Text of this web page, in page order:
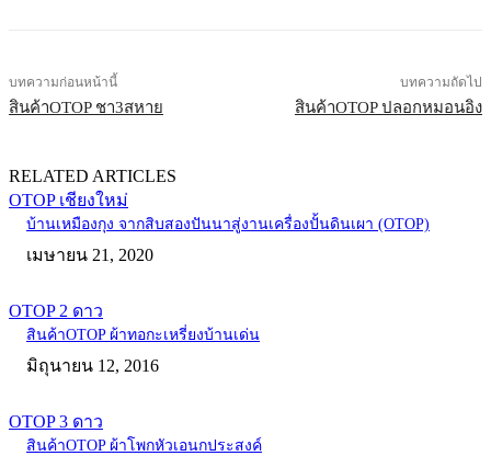
บทความก่อนหน้านี้
สินค้าOTOP ชา3สหาย
บทความถัดไป
สินค้าOTOP ปลอกหมอนอิง
RELATED ARTICLES
OTOP เชียงใหม่
บ้านเหมืองกุง จากสิบสองปันนาสู่งานเครื่องปั้นดินเผา (OTOP)
เมษายน 21, 2020
OTOP 2 ดาว
สินค้าOTOP ผ้าทอกะเหรี่ยงบ้านเด่น
มิถุนายน 12, 2016
OTOP 3 ดาว
สินค้าOTOP ผ้าโพกหัวเอนกประสงค์